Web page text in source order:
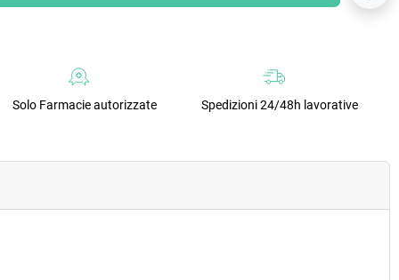
Solo Farmacie autorizzate Spedizioni 24/48h lavorative